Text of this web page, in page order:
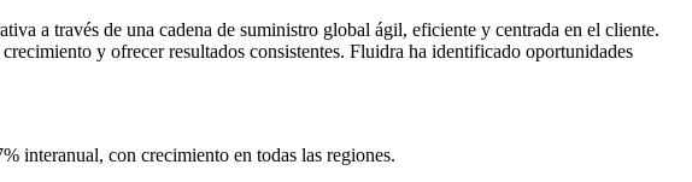
a través de una cadena de suministro global ágil, eficiente y centrada en el cliente.
y ofrecer resultados consistentes. Fluidra ha identificado oportunidades
interanual, con crecimiento en todas las regiones.